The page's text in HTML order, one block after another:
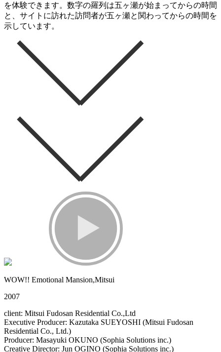
を体験できます。数字の羅列は五ヶ瀬が始まってからの時間
と、サイトに訪れた訪問者が五ヶ瀬と関わってからの時間を
示しています。
WOW!! Emotional Mansion,Mitsui
2007
client: Mitsui Fudosan Residential Co.,Ltd
Executive Producer: Kazutaka SUEYOSHI (Mitsui Fudosan
Residential Co., Ltd.)
Producer: Masayuki OKUNO (Sophia Solutions inc.)
Creative Director: Jun OGINO (Sophia Solutions inc.)